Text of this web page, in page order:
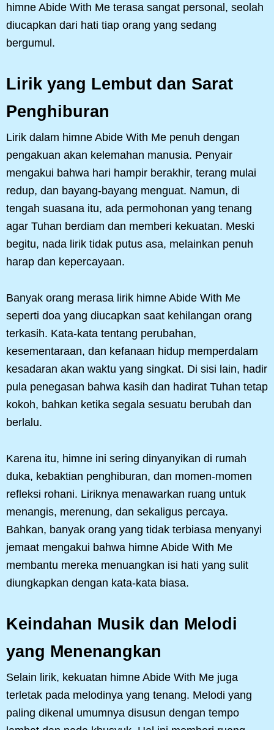
himne Abide With Me terasa sangat personal, seolah
diucapkan dari hati tiap orang yang sedang
bergumul.
Lirik yang Lembut dan Sarat
Penghiburan
Lirik dalam himne Abide With Me penuh dengan
pengakuan akan kelemahan manusia. Penyair
mengakui bahwa hari hampir berakhir, terang mulai
redup, dan bayang-bayang menguat. Namun, di
tengah suasana itu, ada permohonan yang tenang
agar Tuhan berdiam dan memberi kekuatan. Meski
begitu, nada lirik tidak putus asa, melainkan penuh
harap dan kepercayaan.
Banyak orang merasa lirik himne Abide With Me
seperti doa yang diucapkan saat kehilangan orang
terkasih. Kata-kata tentang perubahan,
kesementaraan, dan kefanaan hidup memperdalam
kesadaran akan waktu yang singkat. Di sisi lain, hadir
pula penegasan bahwa kasih dan hadirat Tuhan tetap
kokoh, bahkan ketika segala sesuatu berubah dan
berlalu.
Karena itu, himne ini sering dinyanyikan di rumah
duka, kebaktian penghiburan, dan momen-momen
refleksi rohani. Liriknya menawarkan ruang untuk
menangis, merenung, dan sekaligus percaya.
Bahkan, banyak orang yang tidak terbiasa menyanyi
jemaat mengakui bahwa himne Abide With Me
membantu mereka menuangkan isi hati yang sulit
diungkapkan dengan kata-kata biasa.
Keindahan Musik dan Melodi
yang Menenangkan
Selain lirik, kekuatan himne Abide With Me juga
terletak pada melodinya yang tenang. Melodi yang
paling dikenal umumnya disusun dengan tempo